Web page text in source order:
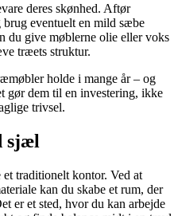
deres skønhed. Aftør
eventuelt en mild sæbe
du give møblerne olie eller voks
træets struktur.
holde i mange år – og
gør dem til en investering, ikke
trivsel.
sjæl
traditionelt kontor. Ved at
kan du skabe et rum, der
er et sted, hvor du kan arbejde